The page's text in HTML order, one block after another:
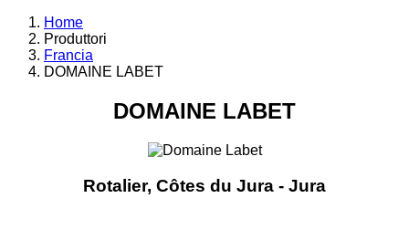
Home
Produttori
Francia
DOMAINE LABET
DOMAINE LABET
Rotalier, Côtes du Jura - Jura